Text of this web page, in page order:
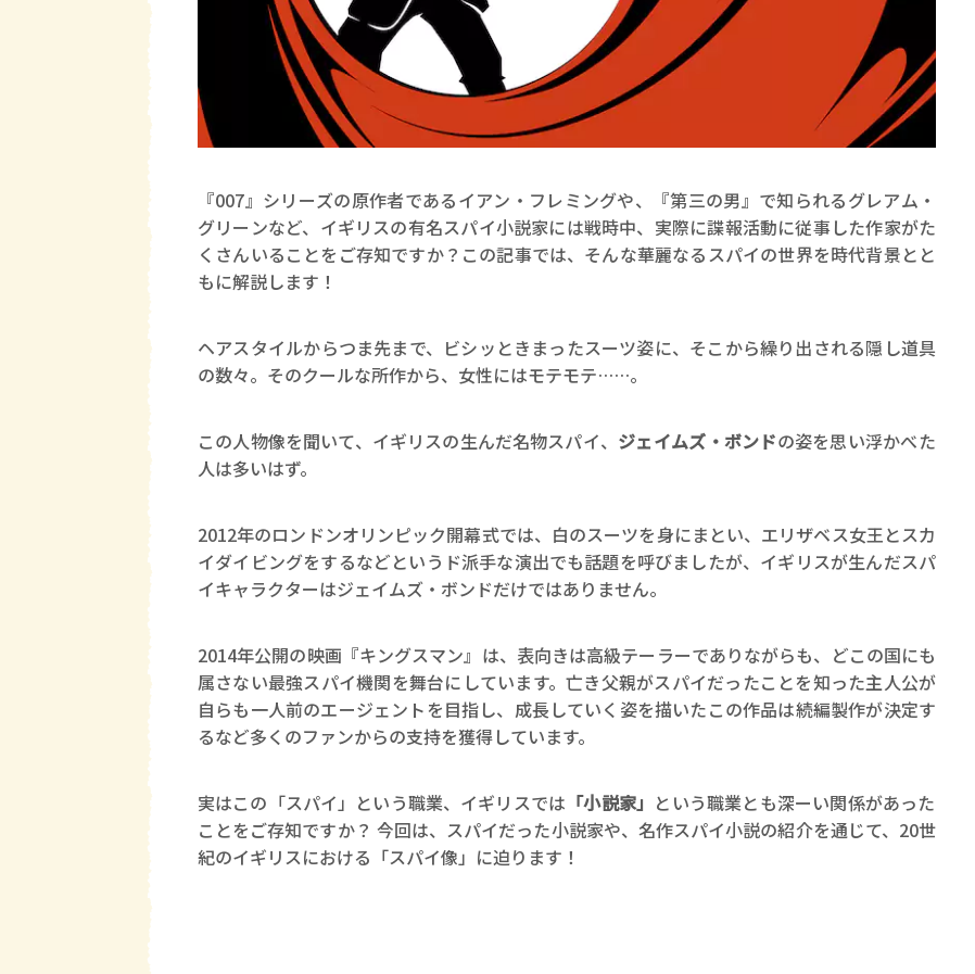
『007』シリーズの原作者であるイアン・フレミングや、『第三の男』で知られるグレアム・
グリーンなど、イギリスの有名スパイ小説家には戦時中、実際に諜報活動に従事した作家がた
くさんいることをご存知ですか？この記事では、そんな華麗なるスパイの世界を時代背景とと
もに解説します！
ヘアスタイルからつま先まで、ビシッときまったスーツ姿に、そこから繰り出される隠し道具
の数々。そのクールな所作から、女性にはモテモテ……。
この人物像を聞いて、イギリスの生んだ名物スパイ、 ジェイムズ・ボンドの姿を思い浮かべた
人は多いはず。
2012年のロンドンオリンピック開幕式では、白のスーツを身にまとい、エリザベス女王とスカ
イダイビングをするなどというド派手な演出でも話題を呼びましたが、イギリスが生んだスパ
イキャラクターはジェイムズ・ボンドだけではありません。
2014年公開の映画『キングスマン』は、表向きは高級テーラーでありながらも、どこの国にも
属さない最強スパイ機関を舞台にしています。亡き父親がスパイだったことを知った主人公が
自らも一人前のエージェントを目指し、成長していく姿を描いたこの作品は続編製作が決定す
るなど多くのファンからの支持を獲得しています。
実はこの「スパイ」という職業、イギリスでは 「小説家」 という職業とも深ーい関係があった
ことをご存知ですか？ 今回は、スパイだった小説家や、名作スパイ小説の紹介を通じて、20世
紀のイギリスにおける「スパイ像」に迫ります！
賞金稼ぎスリーサム！ 二重
著／川瀬七緒
ロボット・イン・ザ・シ